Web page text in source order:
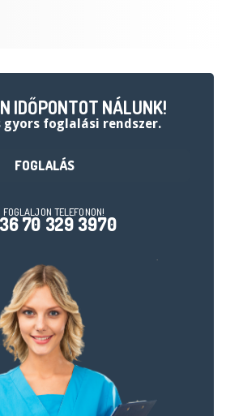
IDŐPONTOT NÁLUNK!
gyors foglalási rendszer.
FOGLALÁS
FOGLALJON TELEFONON!
70 329 3970